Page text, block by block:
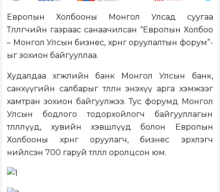
Европын Холбооны Монгол Улсад суугаа
Төлөөлөгчийн газраас санаачилсан “Европын Холбоо
– Монгол Улсын бизнес, хөрөнгө оруулалтын форум”-
ыг зохион байгууллаа.
Худалдаа хөгжлийн банк Монгол Улсын банк,
санхүүгийн салбарыг төлөөлөн энэхүү арга хэмжээг
хамтран зохион байгуулжээ. Тус форумд Монгол
Улсын бодлого тодорхойлогч байгууллагын
төлөөллүүд, хувийн хэвшлүүд болон Европын
Холбооны хөрөнгө оруулагч, бизнес эрхлэгч
нийлсэн 700 гаруй төлөөлөл оролцсон юм.